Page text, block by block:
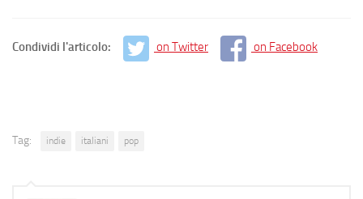
Condividi l'articolo: on Twitter on Facebook
Tag: indie italiani pop